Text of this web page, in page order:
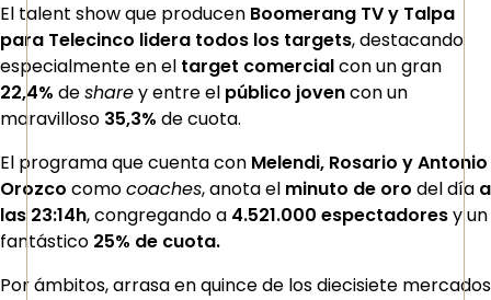
El talent show que producen Boomerang TV y Talpa
para Telecinco lidera todos los targets, destacando
especialmente en el target comercialcon un gran
22,4% desharey entre el público jovencon un
maravilloso 35,3% de cuota.
El programa que cuenta con Melendi, Rosario y Antonio
Orozco comocoaches, anota el minuto de oro del día a
las 23:14h, congregando a 4.521.000 espectadoresy un
fantástico 25% de cuota.
Por ámbitos, arrasa en quince de los diecisiete mercados